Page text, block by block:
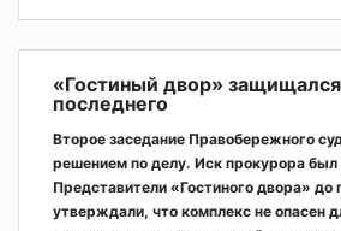
«Гостиный двор»
последнего
Второе заседание Правобережного
решением по делу. Иск прокурора был
Представители «Гостиного двора» до
утверждали, что комплекс не опасен